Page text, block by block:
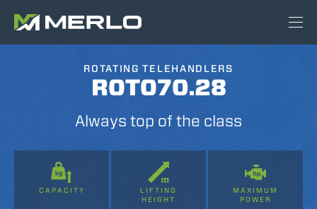
ROTATING TELEHANDLERS
ROTO70.28
Always top of the class
CAPACITY
LIFTING
HEIGHT
MAXIMUM
POWER